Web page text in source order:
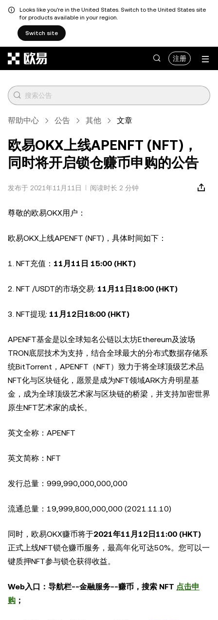
Looks like you're in the United States. Switch to the United States site
for products available in your region.
Switch site
注册
帮助中心 公告 其他 文章
欧易OKX上线APENFT (NFT)，
同时将开启锁仓赚币申购的公告
发布于 2021年11月11日 阅读时长 2 分钟
尊敬的欧易OKX用户：
欧易OKX上线APENFT (NFT)，具体时间如下：
1. NFT充值： 11 月 11 日 15:00 (HKT)
2. NFT /USDT的市场交易: 11 月 11 日18:00 (HKT)
3. NFT提现: 11 月 12日18:00 (HKT)
APENFT基金是以全球知名公链以太坊Ethereum及波场
TRON底层技术为支持，结合全球最大的分布式数据存储系
统BitTorrent，APENFT（NFT）致力于将全球顶级艺术品
NFT化与区块链化，愿景是成为NFT领域ARK方舟明星基
金，成为全球顶级艺术家与区块链的桥梁，并支持加密世界
原生NFT艺术家的成长。
英文全称：APENFT
英文简称：NFT
发行总量：999,990,000,000,000
流通总量：19,999,800,000,000 (2021.11.10)
同时，欧易OKX赚币将于2021年11月12日11:00 (HKT)
正式上线NFT锁仓赚币服务，最高年化可达50%。您可以一
键质押NFT参与锁仓获得收益。
Web入口：导航栏--金融服务--赚币，搜索 NFT 点击申
购 ；